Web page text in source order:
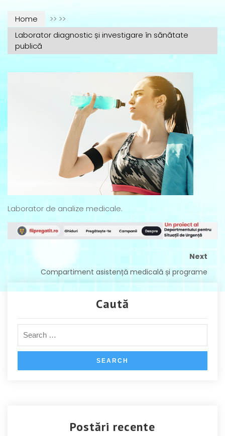
Home
>> >>
Laborator diagnostic și investigare în sănătate
publică
Laborator de analize medicale.
Next
Compartiment asistență medicală și programe
Caută
Postări recente